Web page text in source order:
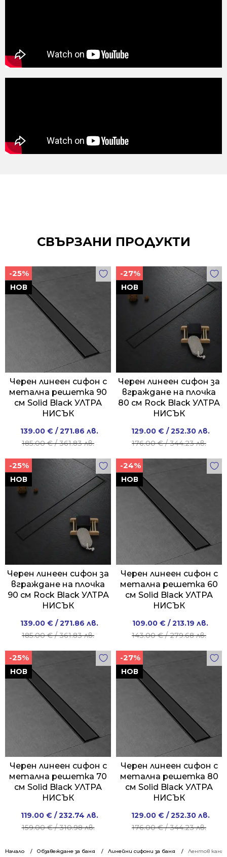
Начало Обзавеждане за баня Линейни сифони за баня Лентов
СВЪРЗАНИ ПРОДУКТИ
НОВ
-25%
Черен линеен сифон с
метална решетка 90
см Solid Black УЛТРА
НИСЪК
185.00€/ 361.83 лв.
Original
price
185.00 €
/
361.83 лв..
139.00 € / 271.86 лв.
Current
price
139.00 €
/
271.86 лв..
НОВ
-27%
Черен линеен сифон за
вграждане на плочка
80 см Rock Black УЛТРА
НИСЪК
176.00€/ 344.23 лв.
Original
price
129.00 € / 252.30 лв.
Current
price
НОВ
-25%
Черен линеен сифон за
вграждане на плочка
90 см Rock Black УЛТРА
НИСЪК
185.00€/ 361.83 лв.
Original
price
139.00 € / 271.86 лв.
Current
price
НОВ
-24%
Черен линеен сифон с
метална решетка 60
см Solid Black УЛТРА
НИСЪК
143.00€/ 279.68 лв.
Original
price
109.00 € / 213.19 лв.
Current
price
НОВ
-25%
Черен линеен сифон с
метална решетка 70
см Solid Black УЛТРА
НИСЪК
159.00€/ 310.98 лв.
Original
price
159.00 €
119.00 € / 232.74 лв.
Current
price
119.00 €
НОВ
-27%
Черен линеен сифон с
метална решетка 80
см Solid Black УЛТРА
НИСЪК
176.00€/ 344.23 лв.
Original
price
176.00 €
129.00 € / 252.30 лв.
Current
price
129.00 €